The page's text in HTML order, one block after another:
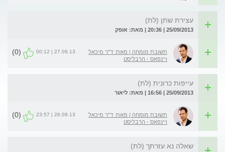
עצירת שתן (לת)
25/09/2013 | 20:36 | מאת: אופק
תשובת מומחה | מאת: ד"ר מיכאל
ויינפאס - הרבליסט
27.09.13 | 00:12
(0)
עייפות כרונית (לת)
25/09/2013 | 16:56 | מאת: ליאור
תשובת מומחה | מאת: ד"ר מיכאל
ויינפאס - הרבליסט
26.09.13 | 23:57
(0)
שאלה נא עזרתך (לת)